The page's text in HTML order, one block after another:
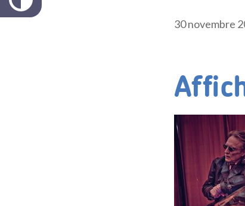
30 novembre